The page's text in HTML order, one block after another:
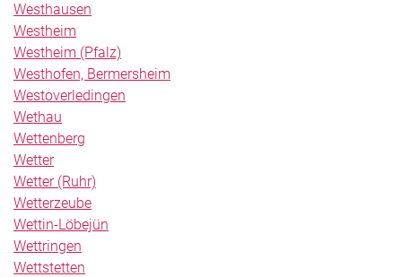
Westhausen
Westheim
Westheim (Pfalz)
Westhofen, Bermersheim
Westoverledingen
Wethau
Wettenberg
Wetter
Wetter (Ruhr)
Wetterzeube
Wettin-Löbejün
Wettringen
Wettstetten